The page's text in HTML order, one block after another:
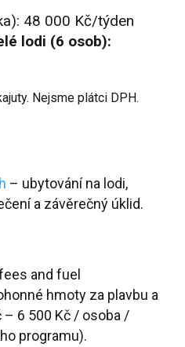
48 000 Kč/týden
lodi (6 osob):
Nejsme plátci DPH.
– ubytování na lodi,
a závěrečný úklid.
and fuel
hmoty za plavbu a
– 6 500 Kč / osoba /
programu).